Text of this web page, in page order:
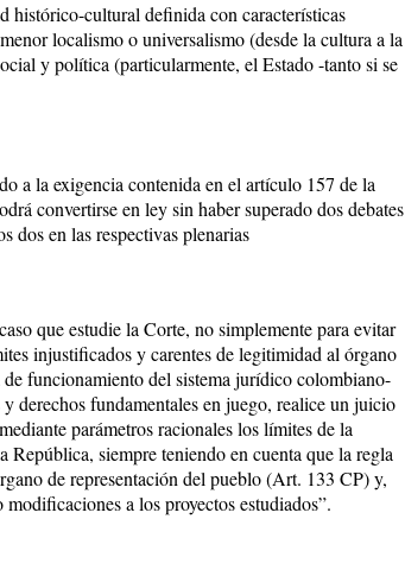
histórico-cultural definida con características
localismo o universalismo (desde la cultura a la
y política (particularmente, el Estado -tanto si se
a la exigencia contenida en el artículo 157 de la
convertirse en ley sin haber superado dos debates
dos en las respectivas plenarias
que estudie la Corte, no simplemente para evitar
injustificados y carentes de legitimidad al órgano
funcionamiento del sistema jurídico colombiano-
derechos fundamentales en juego, realice un juicio
parámetros racionales los límites de la
siempre teniendo en cuenta que la regla
de representación del pueblo (Art. 133 CP) y,
a los proyectos estudiados”.